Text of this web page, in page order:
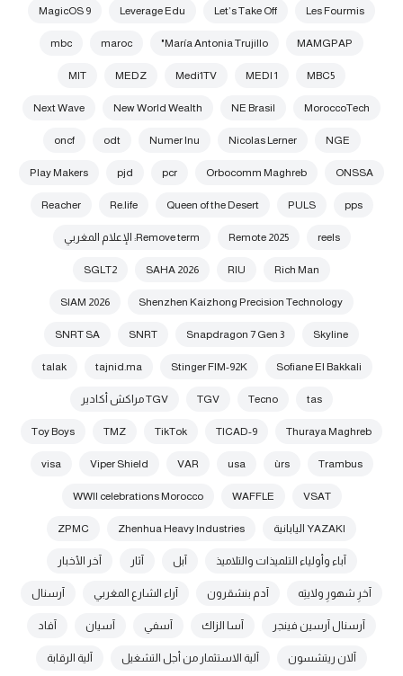
Les Fourmis
Let’s Take Off
Leverage Edu
MagicOS 9
MAMGPAP
María Antonia Trujillo"
maroc
mbc
MBC5
MEDI 1
Medi1TV
MEDZ
MIT
MoroccoTech
NE Brasil
New World Wealth
Next Wave
NGE
Nicolas Lerner
Numer Inu
odt
oncf
ONSSA
Orbocomm Maghreb
pcr
pjd
Play Makers
pps
PULS
Queen of the Desert
Re.life
Reacher
reels
Remote 2025 Remove term: الإعلام المغربي
Rich Man
RIU
SAHA 2026
SGLT2
Shenzhen Kaizhong Precision Technology
SIAM 2026
Skyline
Snapdragon 7 Gen 3
SNRT
SNRT SA
Sofiane El Bakkali
Stinger FIM-92K
tajnid.ma
talak
tas
Tecno
TGV TGV مراكش أكادير
Thuraya Maghreb
TICAD-9
TikTok
TMZ
Toy Boys
Trambus
ùrs
usa
VAR
Viper Shield
visa
VSAT
WAFFLE
WWII celebrations Morocco
YAZAKI اليابانية Zhenhua Heavy Industries
ZPMC
آباء وأولياء التلميذات والتلاميذ آبل آثار آخر الأخبار
آخرِ شهورِ ولايتِه آدم بنشقرون آراء الشارع المغربي آرسنال
آرسنال آرسين فينجر آسا الزاك آسفي آسيان آفاد
آلان ريتشسون آلية الاستثمار من أجل التشغيل آلية الرقابة